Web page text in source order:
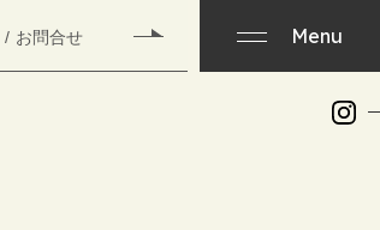
お問合せ Menu